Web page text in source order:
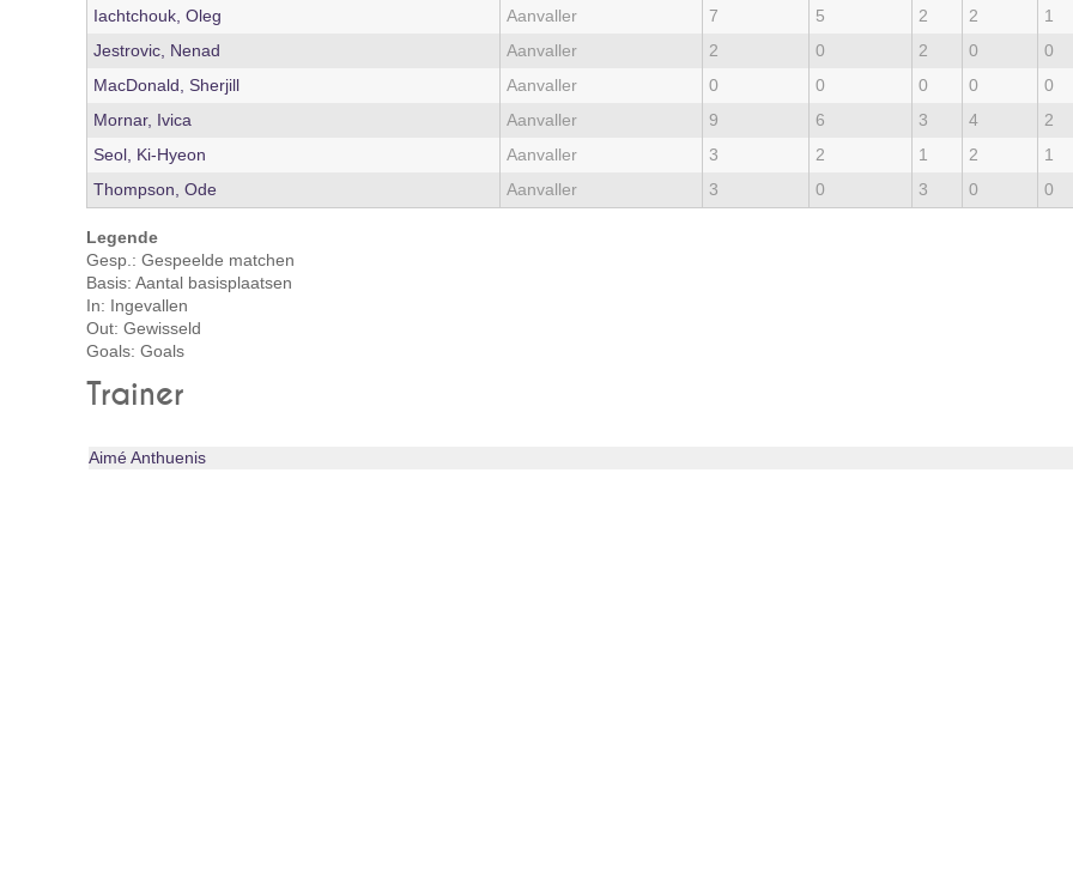
Iachtchouk, Oleg
Aanvaller 7 5 2 2
1
Jestrovic, Nenad
Aanvaller 2 0 2 0
0
MacDonald, Sherjill
Aanvaller 0 0 0 0
0
Mornar, Ivica
Aanvaller 9 6 3 4
2
Seol, Ki-Hyeon
Aanvaller 3 2 1 2
1
Thompson, Ode
Aanvaller 3 0 3 0 0
Legende
Gesp.: Gespeelde matchen
Basis: Aantal basisplaatsen
In: Ingevallen
Out: Gewisseld
Goals: Goals
Trainer
Aimé Anthuenis